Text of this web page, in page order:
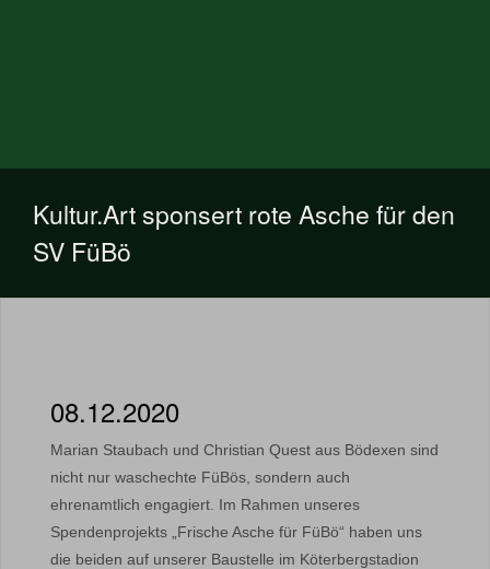
Kultur.Art sponsert rote Asche für den
SV FüBö
08.12.2020
Marian Staubach und Christian Quest aus Bödexen sind
nicht nur waschechte FüBös, sondern auch
ehrenamtlich engagiert. Im Rahmen unseres
Spendenprojekts „Frische Asche für FüBö“ haben uns
die beiden auf unserer Baustelle im Köterbergstadion